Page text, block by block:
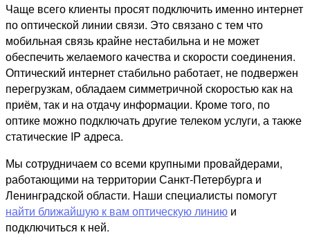
Чаще всего клиенты просят подключить именно интернет
по оптической линии связи. Это связано с тем что
мобильная связь крайне нестабильна и не может
обеспечить желаемого качества и скорости соединения.
Оптический интернет стабильно работает, не подвержен
перегрузкам, обладаем симметричной скоростью как на
приём, так и на отдачу информации. Кроме того, по
оптике можно подключать другие телеком услуги, а также
статические IP адреса.
Мы сотрудничаем со всеми крупными провайдерами,
работающими на территории Санкт-Петербурга и
Ленинградской области. Наши специалисты помогут
найти ближайшую к вам оптическую линию и
подключиться к ней.